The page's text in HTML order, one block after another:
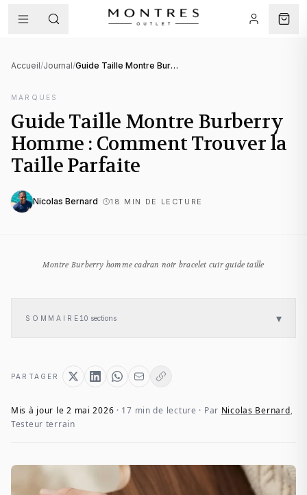
Accueil/Journal/ Guide Taille Montre Burberry Homme : Comment Trouver la Taille Parfaite
MARQUES
Guide Taille Montre Burberry
Homme : Comment Trouver la
Taille Parfaite
Nicolas Bernard 18 MIN DE LECTURE
Montre Burberry homme cadran noir bracelet cuir guide taille
SOMMAIRE 10 sections ▾
PARTAGER
Mis à jour le 2 mai 2026 · 17 min de lecture · Par Nicolas Bernard,
Testeur terrain